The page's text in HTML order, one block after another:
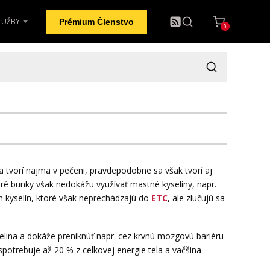
Prémium Členstvo 0
najmä v pečeni, pravdepodobne sa však tvorí aj
bunky však nedokážu využívať mastné kyseliny, napr.
kyselín, ktoré však neprechádzajú do ETC, ale zlučujú sa
a dokáže preniknúť napr. cez krvnú mozgovú bariéru
až 20 % z celkovej energie tela a väčšina